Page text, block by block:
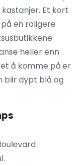
Et kort
en roligere
heller enn
å komme på er
blir dypt blå og